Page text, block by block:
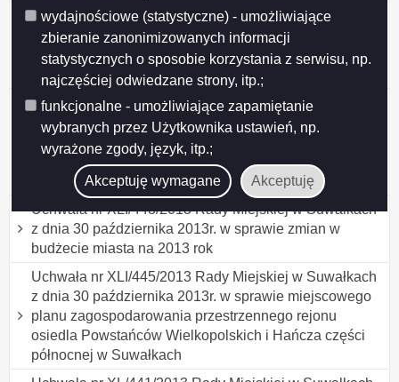
wydajnościowe (statystyczne) - umożliwiające
zbieranie zanonimizowanych informacji
statystycznych o sposobie korzystania z serwisu, np.
najczęściej odwiedzane strony, itp.;
funkcjonalne - umożliwiające zapamiętanie
wybranych przez Użytkownika ustawień, np.
wyrażone zgody, język, itp.;
Akceptuję wymagane Akceptuję
Uchwała nr XLII/452/2013 Rady Miejskiej w Suwałkach
z dnia 27 listopada 2013r. w sprawie ustalenia opłat za
świadczenia udzielane przez przedszkola publiczne
prowadzone przez Miasto Suwałki
Uchwała nr XLII/451/2013 Rady Miejskiej w Suwałkach
z dnia 27 listopada 2013r. zmieniająca uchwałę Nr
XIX/188/2012 Rady Miejskiej w Suwałkach z dnia 29
lutego 2012 r. w sprawie ustalenia planu sieci
publicznych szkół podstawowych i gimnazjów (...)
Uchwała nr XLI/448/2013 Rady Miejskiej w Suwałkach
z dnia 30 października 2013r. w sprawie zmian w
budżecie miasta na 2013 rok
Uchwała nr XLI/445/2013 Rady Miejskiej w Suwałkach
z dnia 30 października 2013r. w sprawie miejscowego
planu zagospodarowania przestrzennego rejonu
osiedla Powstańców Wielkopolskich i Hańcza części
północnej w Suwałkach